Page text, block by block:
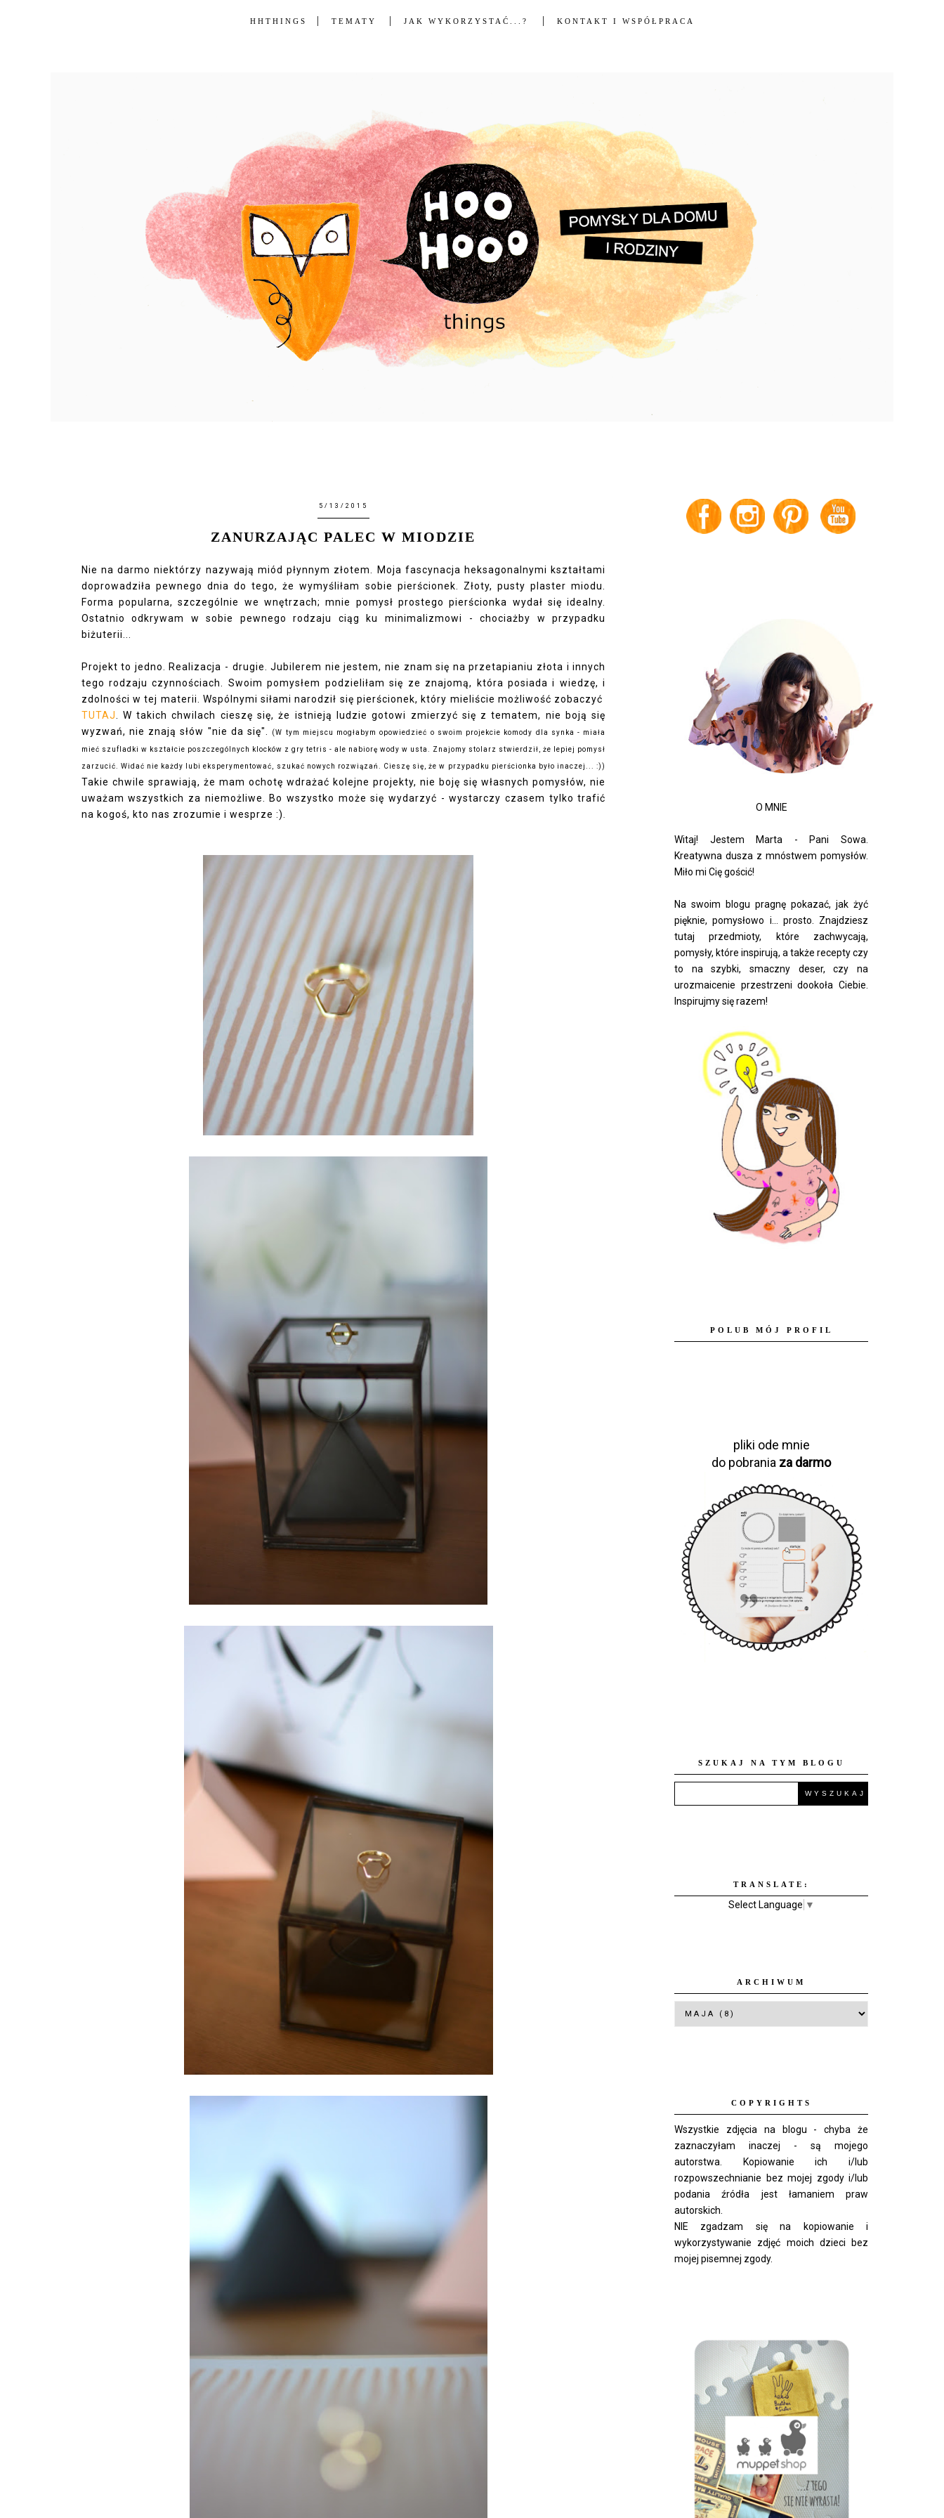
HHTHINGS TEMATY JAK WYKORZYSTAĆ...? KONTAKT I WSPÓŁPRACA
5/13/2015
ZANURZAJĄC PALEC W MIODZIE
Nie na darmo niektórzy nazywają miód płynnym złotem. Moja fascynacja heksagonalnymi kształtami
doprowadziła pewnego dnia do tego, że wymyśliłam sobie pierścionek. Złoty, pusty plaster miodu.
Forma popularna, szczególnie we wnętrzach; mnie pomysł prostego pierścionka wydał się idealny.
Ostatnio odkrywam w sobie pewnego rodzaju ciąg ku minimalizmowi - chociażby w przypadku
biżuterii...
Projekt to jedno. Realizacja - drugie. Jubilerem nie jestem, nie znam się na przetapianiu złota i innych
tego rodzaju czynnościach. Swoim pomysłem podzieliłam się ze znajomą, która posiada i wiedzę, i
zdolności w tej materii. Wspólnymi siłami narodził się pierścionek, który mieliście możliwość zobaczyć
TUTAJ
. W takich chwilach cieszę się, że istnieją ludzie gotowi zmierzyć się z tematem, nie boją się
wyzwań, nie znają słów "nie da się".
(W tym miejscu mogłabym opowiedzieć o swoim projekcie komody dla synka - miała
mieć szufladki w kształcie poszczególnych klocków z gry tetris - ale nabiorę wody w usta. Znajomy stolarz stwierdził, że lepiej pomysł
zarzucić. Widać nie każdy lubi eksperymentować, szukać nowych rozwiązań. Cieszę się, że w przypadku pierścionka było inaczej... :))
Takie chwile sprawiają, że mam ochotę wdrażać kolejne projekty, nie boję się własnych pomysłów, nie
uważam wszystkich za niemożliwe. Bo wszystko może się wydarzyć - wystarczy czasem tylko trafić
na kogoś, kto nas zrozumie i wesprze :).
O MNIE
Witaj! Jestem Marta - Pani Sowa.
Kreatywna dusza z mnóstwem pomysłów.
Miło mi Cię gościć!
Na swoim blogu pragnę pokazać, jak żyć
pięknie, pomysłowo i... prosto. Znajdziesz
tutaj przedmioty, które zachwycają,
pomysły, które inspirują, a także recepty czy
to na szybki, smaczny deser, czy na
urozmaicenie przestrzeni dookoła Ciebie.
Inspirujmy się razem!
POLUB MÓJ PROFIL
pliki ode mnie
do pobrania za darmo
SZUKAJ NA TYM BLOGU
TRANSLATE:
Select Language ▼
ARCHIWUM
COPYRIGHTS
Wszystkie zdjęcia na blogu - chyba że
zaznaczyłam inaczej - są mojego
autorstwa. Kopiowanie ich i/lub
rozpowszechnianie bez mojej zgody i/lub
podania źródła jest łamaniem praw
autorskich.
NIE zgadzam się na kopiowanie i
wykorzystywanie zdjęć moich dzieci bez
mojej pisemnej zgody.